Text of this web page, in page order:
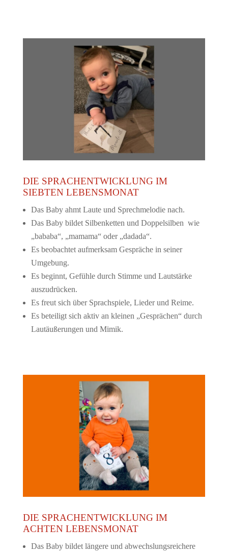
DIE SPRACHENTWICKLUNG IM
SIEBTEN LEBENSMONAT
Das Baby ahmt Laute und Sprechmelodie nach.
Das Baby bildet Silbenketten und Doppelsilben wie
„bababa“, „mamama“ oder „dadada“.
Es beobachtet aufmerksam Gespräche in seiner
Umgebung.
Es beginnt, Gefühle durch Stimme und Lautstärke
auszudrücken.
Es freut sich über Sprachspiele, Lieder und Reime.
Es beteiligt sich aktiv an kleinen „Gesprächen“ durch
Lautäußerungen und Mimik.
DIE SPRACHENTWICKLUNG IM
ACHTEN LEBENSMONAT
Das Baby bildet längere und abwechslungsreichere